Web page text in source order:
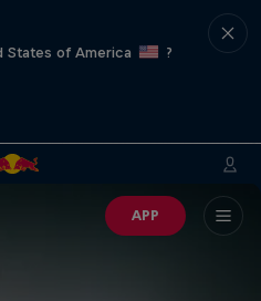
States of America
?
APP